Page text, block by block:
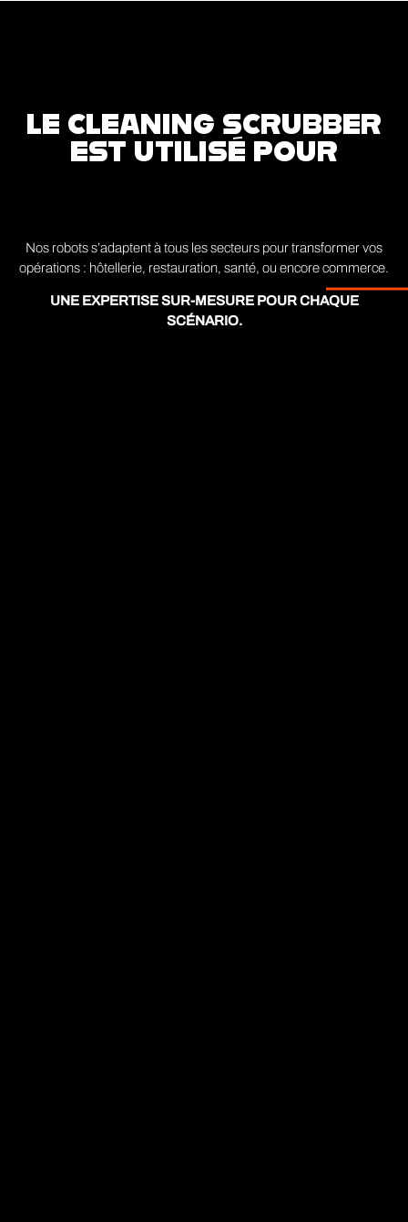
LE CLEANING SCRUBBER
EST UTILISÉ POUR
Nos robots s’adaptent à tous les secteurs pour transformer vos
opérations : hôtellerie, restauration, santé, ou encore commerce.
UNE EXPERTISE SUR-MESURE POUR CHAQUE
SCÉNARIO.